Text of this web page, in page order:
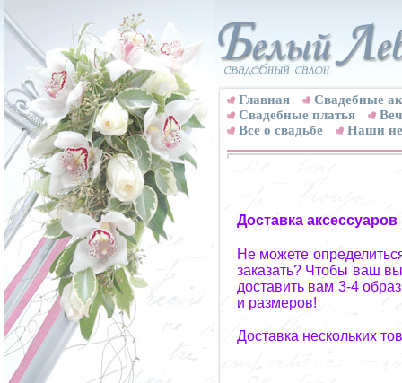
Главная
Свадебные
Cвадебные платья
Все о свадьбе
Наши
Доставка
Не можете
заказать? Чтобы ваш
доставить вам 3-4
и размеров!
Доставка нескольких